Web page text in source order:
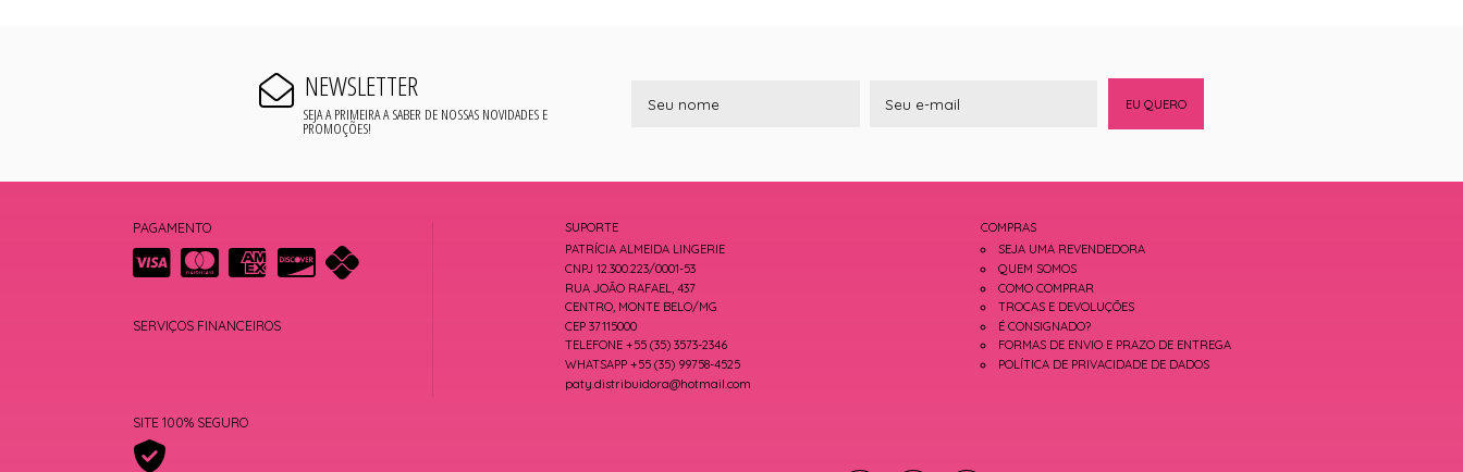
NEWSLETTER
SEJA A PRIMEIRA A SABER DE NOSSAS NOVIDADES E
PROMOÇÕES!
EU QUERO
PAGAMENTO
SERVIÇOS FINANCEIROS
SITE 100% SEGURO
SUPORTE
PATRÍCIA ALMEIDA LINGERIE
CNPJ 12.300.223/0001-53
RUA JOÃO RAFAEL, 437
CENTRO, MONTE BELO/MG
CEP 37115000
TELEFONE +55 (35) 3573-2346
WHATSAPP +55 (35) 99758-4525
paty.distribuidora@hotmail.com
COMPRAS
SEJA UMA REVENDEDORA
QUEM SOMOS
COMO COMPRAR
TROCAS E DEVOLUÇÕES
É CONSIGNADO?
FORMAS DE ENVIO E PRAZO DE ENTREGA
POLÍTICA DE PRIVACIDADE DE DADOS